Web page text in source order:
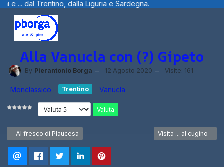
Liguria e Sardegna.
Alla Vanucla con (?) Gipeto
By Pierantonio Borga 12 Agosto 2020 Visite: 161
Monclassico Trentino
Vanucla
Valuta
Articolo precedente: Al fresco di Plaucesa
Al fresco di Plaucesa Articolo successivo:
Visita ... al cugino